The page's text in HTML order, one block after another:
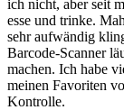
ich nicht, aber seit
esse und trinke.
sehr aufwändig
Barcode-Scanner
machen. Ich habe
meinen Favoriten
Kontrolle.